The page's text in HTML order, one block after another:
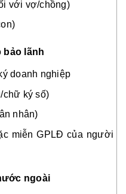
với vợ/chồng)
bảo lãnh
doanh nghiệp
chữ ký số)
nhân)
miễn GPLĐ của người
ngoài